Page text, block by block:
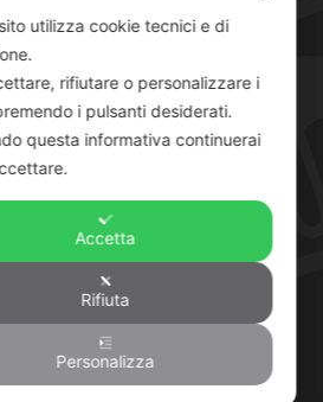
19
Rea 8599719 Tutti i
Privacy Policy
utilizza cookie tecnici e di
rifiutare o personalizzare i
i pulsanti desiderati.
questa informativa continuerai
Accetta
Rifiuta
Personalizza